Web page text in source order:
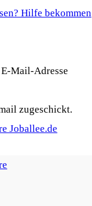
Hilfe bekommen
Mail-Adresse
zugeschickt.
Joballee.de